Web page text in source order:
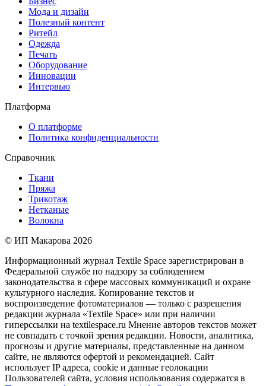
Мода и дизайн
Полезный контент
Ритейл
Одежда
Печать
Оборудование
Инновации
Интервью
Платформа
О платформе
Политика конфиденциальности
Справочник
Ткани
Пряжа
Трикотаж
Нетканые
Волокна
© ИП Макарова 2026
Информационный журнал Textile Space зарегистрирован в
Федеральной службе по надзору за соблюдением
законодательства в сфере массовых коммуникаций и охране
культурного наследия. Копирование текстов и
воспроизведение фотоматериалов — только с разрешения
редакции журнала «Textile Space» или при наличии
гиперссылки на textilespace.ru Мнение авторов текстов может
не совпадать с точкой зрения редакции. Новости, аналитика,
прогнозы и другие материалы, представленные на данном
сайте, не являются офертой и рекомендацией. Сайт
использует IP адреса, cookie и данные геолокации
Пользователей сайта, условия использования содержатся в